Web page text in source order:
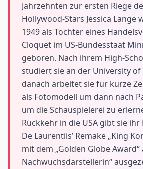
Jahrzehnten zur ersten Riege
Hollywood-Stars Jessica Lange
1949 als Tochter eines
Cloquet im US-Bundesstaat
geboren. Nach ihrem High-
studiert sie an der University of
danach arbeitet sie für kurze
als Fotomodell um dann nach
um die Schauspielerei zu
Rückkehr in die USA gibt sie
De Laurentiis’ Remake „King
mit dem „Golden Globe Award“
Nachwuchsdarstellerin“